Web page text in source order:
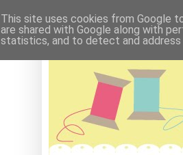
This site uses cookies from Google
are shared with Google along with
statistics, and to detect and address